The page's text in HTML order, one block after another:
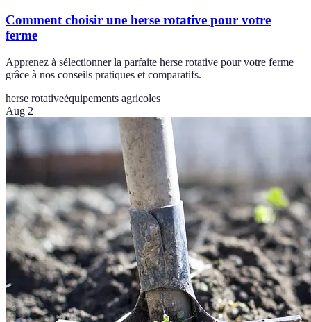
Comment choisir une herse rotative pour votre
ferme
Apprenez à sélectionner la parfaite herse rotative pour votre ferme
grâce à nos conseils pratiques et comparatifs.
herse rotativeéquipements agricoles
Aug 2